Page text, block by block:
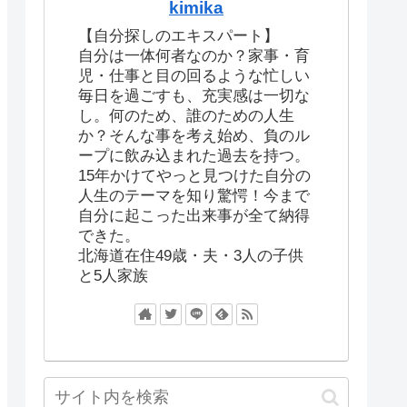
kimika
【自分探しのエキスパート】
自分は一体何者なのか？家事・育
児・仕事と目の回るような忙しい
毎日を過ごすも、充実感は一切な
し。何のため、誰のための人生
か？そんな事を考え始め、負のル
ープに飲み込まれた過去を持つ。
15年かけてやっと見つけた自分の
人生のテーマを知り驚愕！今まで
自分に起こった出来事が全て納得
できた。
北海道在住49歳・夫・3人の子供
と5人家族